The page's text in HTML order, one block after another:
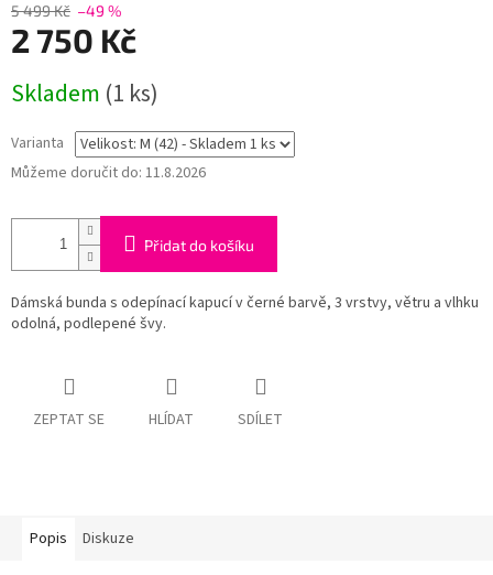
5 499 Kč –49 %
2 750 Kč
cena:
Skladem (1 ks)
Varianta
Můžeme doručit do: 11.8.2026
Přidat do košíku
Dámská bunda s odepínací kapucí v černé barvě, 3 vrstvy, větru a vlhku
odolná, podlepené švy.
ZEPTAT SE HLÍDAT SDÍLET
Popis Diskuze